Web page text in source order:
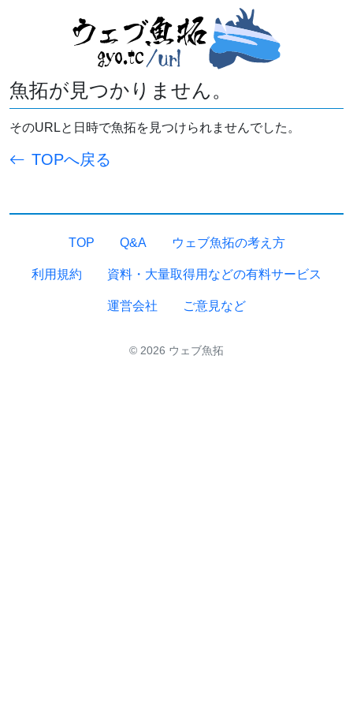
魚拓が見つかりません。
そのURLと日時で魚拓を見つけられませんでした。
TOPへ戻る
TOP Q&A ウェブ魚拓の考え方
利用規約 資料・大量取得用などの有料サービス
運営会社 ご意見など
© 2026 ウェブ魚拓